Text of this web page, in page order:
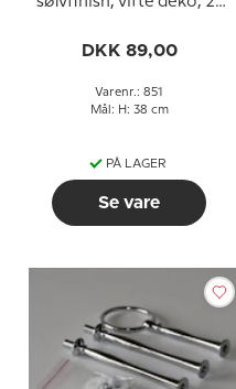
DKK 89,00
Varenr.: 851
Mål: H: 38 cm
PÅ LAGER
Se vare